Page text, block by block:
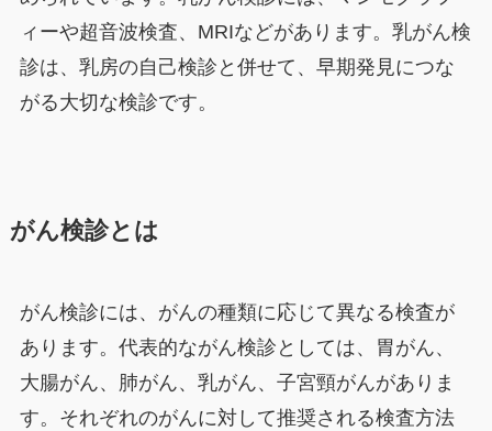
ィーや超音波検査、MRIなどがあります。乳がん検
診は、乳房の自己検診と併せて、早期発見につな
がる大切な検診です。
がん検診とは
がん検診には、がんの種類に応じて異なる検査が
あります。代表的ながん検診としては、胃がん、
大腸がん、肺がん、乳がん、子宮頸がんがありま
す。それぞれのがんに対して推奨される検査方法